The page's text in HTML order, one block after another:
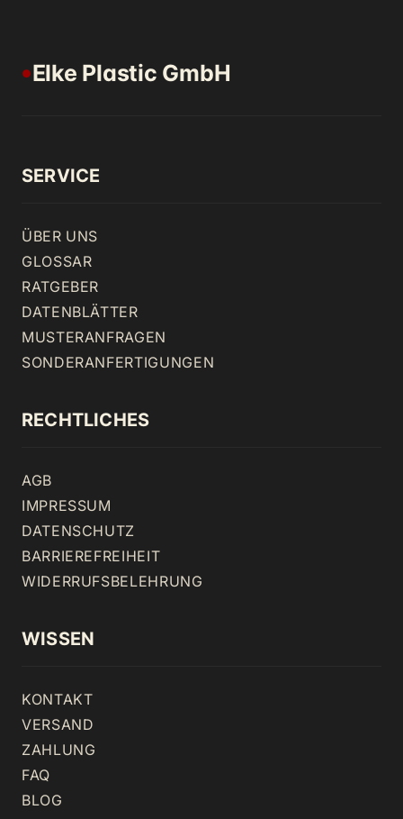
● Elke Plastic GmbH
SERVICE
ÜBER UNS
GLOSSAR
RATGEBER
DATENBLÄTTER
MUSTERANFRAGEN
SONDERANFERTIGUNGEN
RECHTLICHES
AGB
IMPRESSUM
DATENSCHUTZ
BARRIEREFREIHEIT
WIDERRUFSBELEHRUNG
WISSEN
KONTAKT
VERSAND
ZAHLUNG
FAQ
BLOG